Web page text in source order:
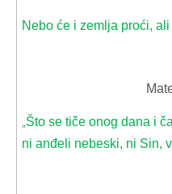
Nebo će i zemlja proći,
Što se tiče onog dana i
ni anđeli nebeski, ni Sin,